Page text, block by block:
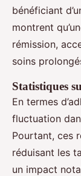
bénéficiant
montrent
rémission,
soins
Statistiques
En termes
fluctuation
Pourtant, ces
réduisant les
un impact